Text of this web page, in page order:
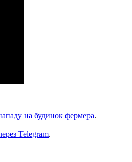
на будинок фермера.
Telegram.